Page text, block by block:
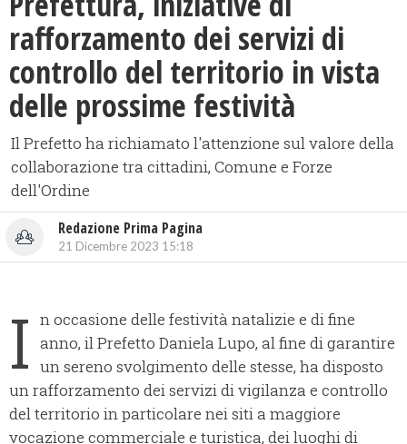
rafforzamento dei servizi di
controllo del territorio in vista
delle prossime festività
Il Prefetto ha richiamato l'attenzione sul valore della
collaborazione tra cittadini, Comune e Forze
dell'Ordine
Redazione Prima Pagina
21 Dicembre 2023 15:18
I n occasione delle festività natalizie e di fine
anno, il Prefetto Daniela Lupo, al fine di garantire
un sereno svolgimento delle stesse, ha disposto
un rafforzamento dei servizi di vigilanza e controllo
del territorio in particolare nei siti a maggiore
vocazione commerciale e turistica, dei luoghi di